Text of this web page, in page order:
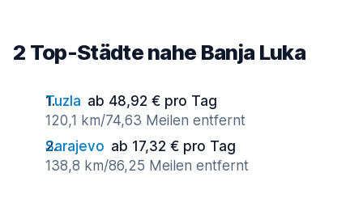
2 Top-Städte nahe Banja Luka
Tuzla ab 48,92 € pro Tag
120,1 km/74,63 Meilen entfernt
Sarajevo ab 17,32 € pro Tag
138,8 km/86,25 Meilen entfernt